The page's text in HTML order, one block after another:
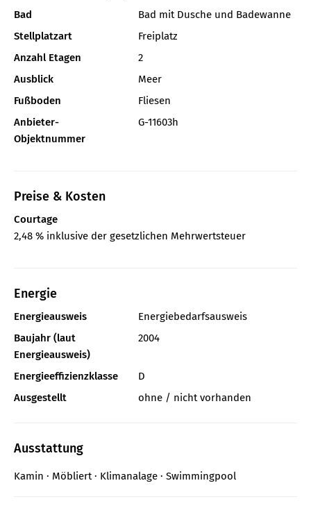
Bad
Bad mit Dusche und Badewanne
Stellplatzart
Freiplatz
Anzahl Etagen
2
Ausblick
Meer
Fußboden
Fliesen
Anbieter-
Objektnummer
G-11603h
Preise & Kosten
Courtage
2,48 % inklusive der gesetzlichen Mehrwertsteuer
Energie
Energieausweis
Energiebedarfsausweis
Baujahr (laut
Energieausweis)
2004
Energieeffizienzklasse
D
Ausgestellt
ohne / nicht vorhanden
Ausstattung
Kamin Möbliert Klimanalage Swimmingpool